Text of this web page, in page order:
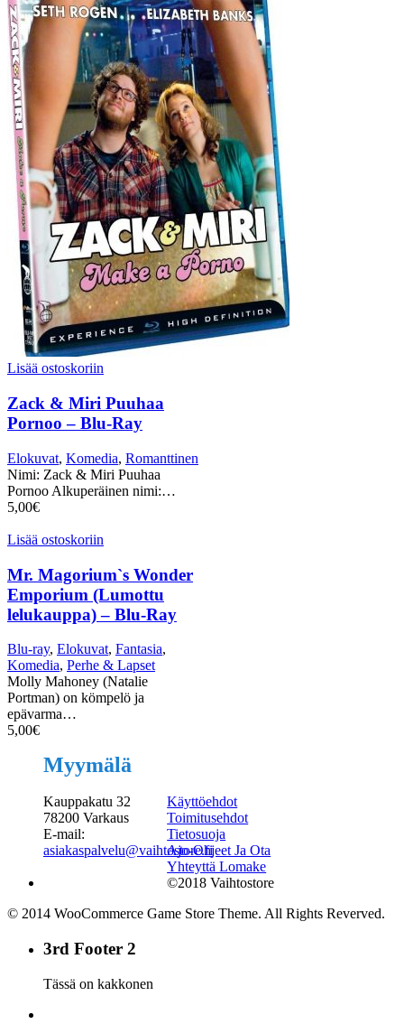
Lisää ostoskoriin
Zack & Miri Puuhaa
Pornoo – Blu-Ray
Elokuvat, Komedia, Romanttinen
Nimi: Zack & Miri Puuhaa
Pornoo Alkuperäinen nimi:…
5,00€
Lisää ostoskoriin
Mr. Magorium`s Wonder
Emporium (Lumottu
lelukauppa) – Blu-Ray
Blu-ray, Elokuvat, Fantasia,
Komedia, Perhe & Lapset
Molly Mahoney (Natalie
Portman) on kömpelö ja
epävarma…
5,00€
Myymälä
Kauppakatu 32
78200 Varkaus
E-mail:
asiakaspalvelu@vaihtostore.fi
Käyttöehdot
Toimitusehdot
Tietosuoja
Ajo-Ohjeet Ja Ota
Yhteyttä Lomake
©2018 Vaihtostore
© 2014 WooCommerce Game Store Theme. All Rights Reverved.
3rd Footer 2
Tässä on kakkonen